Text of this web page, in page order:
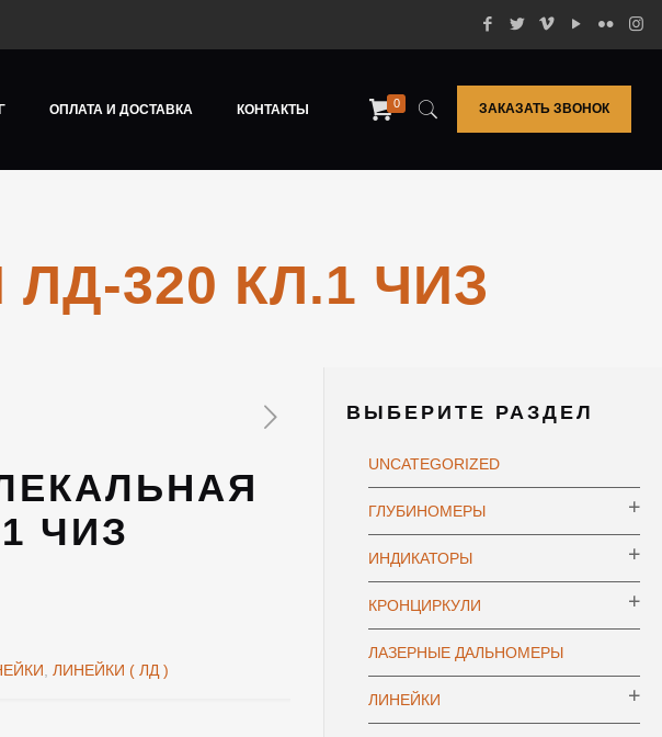
ОПЛАТА И ДОСТАВКА КОНТАКТЫ 0 ЗАКАЗАТЬ ЗВОНОК
320 КЛ.1 ЧИЗ
ЧИЗ
,ЛИНЕЙКИ ( ЛД )
ВЫБЕРИТЕ РАЗДЕЛ
UNCATEGORIZED
ГЛУБИНОМЕРЫ
ИНДИКАТОРЫ
КРОНЦИРКУЛИ
ЛАЗЕРНЫЕ ДАЛЬНОМЕРЫ
ЛИНЕЙКИ